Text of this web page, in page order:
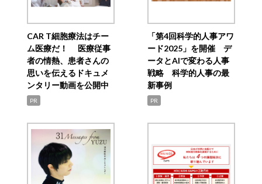
CAR T細胞療法はチー
ム医療だ！ 医療従事
者の情熱、患者さんの
思いを伝えるドキュメ
ンタリー動画を公開中
PR
「第4回科学的人事アワ
ード2025」を開催 デ
ータとAIで変わる人事
戦略 科学的人事の最
新事例
PR